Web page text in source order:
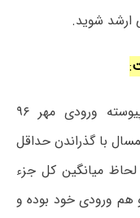
ارشد شوید.
:
دانشجویان دوره کارشناسی پیوسته ورودی مهر ۹۶
با گذراندن حداقل
میانگین کل جزء
هم ورودی خود بوده و